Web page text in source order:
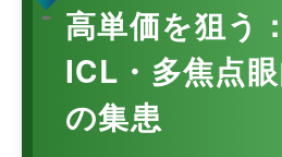
高単価を狙う
ICL・多焦点
の集患